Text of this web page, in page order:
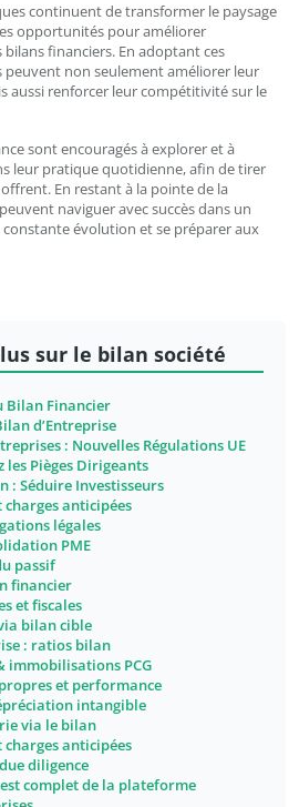
continuent de transformer le paysage
opportunités pour améliorer
financiers. En adoptant ces
peuvent non seulement améliorer leur
aussi renforcer leur compétitivité sur le
sont encouragés à explorer et à
leur pratique quotidienne, afin de tirer
En restant à la pointe de la
naviguer avec succès dans un
évolution et se préparer aux
sur le bilan société
Bilan Financier
d’Entreprise
: Nouvelles Régulations UE
les Pièges Dirigeants
: Séduire Investisseurs
anticipées
légales
PME
passif
financier
et fiscales
bilan cible
: ratios bilan
immobilisations PCG
et performance
intangible
via le bilan
anticipées
diligence
complet de la plateforme